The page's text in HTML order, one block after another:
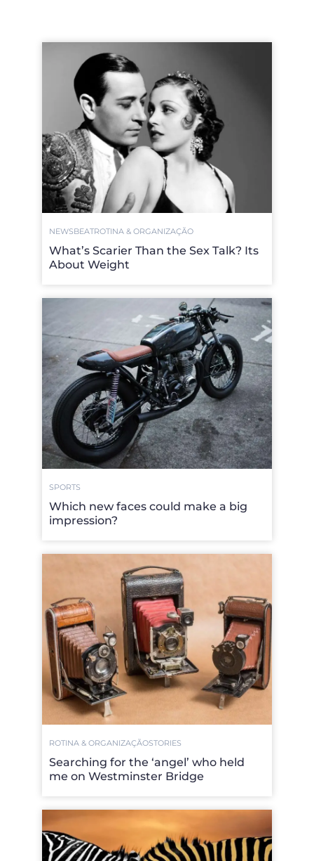
NEWSBEATROTINA & ORGANIZAÇÃO
What’s Scarier Than the Sex Talk? Its
About Weight
SPORTS
Which new faces could make a big
impression?
ROTINA & ORGANIZAÇÃOSTORIES
Searching for the ‘angel’ who held
me on Westminster Bridge